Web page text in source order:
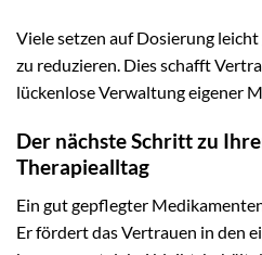
Viele setzen auf Dosierung
zu reduzieren. Dies schafft
lückenlose Verwaltung eigener
Der nächste Schritt zu
Therapiealltag
Ein gut gepflegter
Er fördert das Vertrauen in den